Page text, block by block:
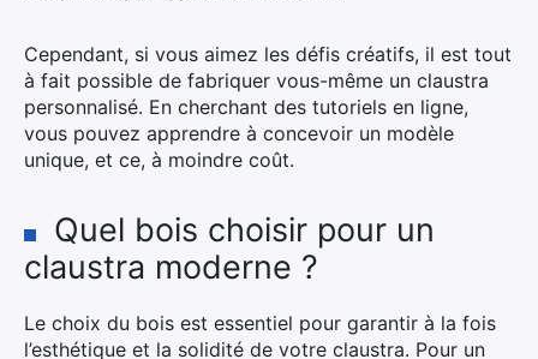
Cependant, si vous aimez les défis créatifs, il est tout
à fait possible de fabriquer vous-même un claustra
personnalisé. En cherchant des tutoriels en ligne,
vous pouvez apprendre à concevoir un modèle
unique, et ce, à moindre coût.
Quel bois choisir pour un
claustra moderne ?
Le choix du bois est essentiel pour garantir à la fois
l’esthétique et la solidité de votre claustra. Pour un